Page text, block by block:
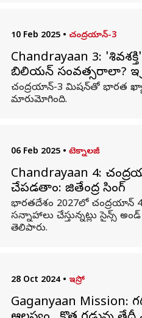
10 Feb 2025 • చంద్రయాన్-3
Chandrayaan 3:
బిలియన్ సంవత్సరాలా?
చంద్రయాన్-3 మిషన్‌తో భారత
మారుమోగింది.
06 Feb 2025 • టెక్నాలజీ
Chandrayaan 4:
చేపడతాం: జితేంద్ర సింగ్
భారతదేశం 2027లో చంద్రయాన్
సన్నాహాలు చేస్తున్నట్లు సైన్స్‌
తెలిపారు.
28 Oct 2024 • ఇస్రో
Gaganyaan